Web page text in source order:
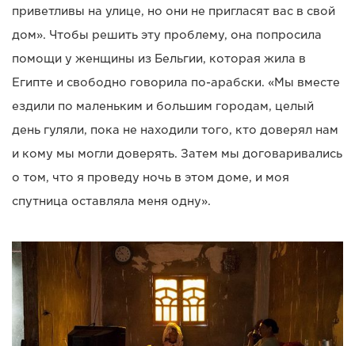
приветливы на улице, но они не пригласят вас в свой
дом». Чтобы решить эту проблему, она попросила
помощи у женщины из Бельгии, которая жила в
Египте и свободно говорила по-арабски. «Мы вместе
ездили по маленьким и большим городам, целый
день гуляли, пока не находили того, кто доверял нам
и кому мы могли доверять. Затем мы договаривались
о том, что я проведу ночь в этом доме, и моя
спутница оставляла меня одну».